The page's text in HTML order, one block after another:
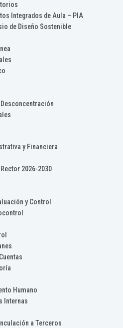
Integrados de Aula – PIA
de Diseño Sostenible
y Financiera
2026-2030
y Control
Humano
Internas
a Terceros